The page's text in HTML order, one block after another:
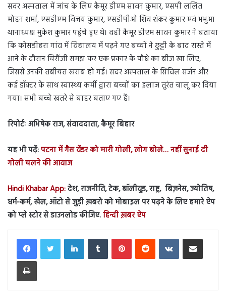
सदर अस्पताल में जांच के लिए कैमूर डीएम सावन कुमार, एसपी ललित
मोहन शर्मा, एसडीएम विजय कुमार, एसडीपीओ शिव शंकर कुमार एवं भभुआ
थानाध्यक्ष मुकेश कुमार पहुंचे हुए थे। वही कैमूर डीएम सावन कुमार ने बताया
कि कोसडीहरा गांव में विद्यालय में पढ़ने गए बच्चों ने छुट्टी के बाद रास्ते में
आने के दौरान चिरौंजी समझ कर एक प्रकार के पौधे का बीज खा लिए,
जिससे उनकी तबीयत खराब हो गई। सदर अस्पताल के सिविल सर्जन और
कई डॉक्टर के साथ स्वास्थ्य कर्मी द्वारा बच्चों का इलाज तुरंत चालू कर दिया
गया। सभी बच्चे खतरे से बाहर बताए गए हैं।
रिपोर्टः अभिषेक राज, संवाददाता, कैमूर बिहार
यह भी पढ़ें:पटना में गैस वेंडर को मारी गोली, लोग बोले… नहीं सुनाई दी
गोली चलने की आवाज
Hindi Khabar App:देश, राजनीति, टेक, बॉलीवुड, राष्ट्र, बिज़नेस, ज्योतिष,
धर्म-कर्म, खेल, ऑटो से जुड़ी ख़बरो को मोबाइल पर पढ़ने के लिए हमारे ऐप
को प्ले स्टोर से डाउनलोड कीजिए.हिन्दी ख़बर ऐप
LinkedInTumblr PinterestReddit VKontakteShare via Email
Print